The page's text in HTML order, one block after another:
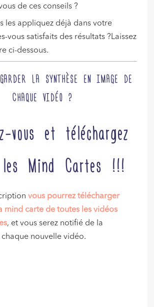
de ces conseils ?
les appliquez déjà dans votre
vous satisfaits des résultats ?Laissez
ci-dessous.
LA SYNTHÈSE EN IMAGE DE
CHAQUE VIDÉO ?
vous et téléchargez
Mind Cartes !!!
vous pourrez télécharger
mind carte de toutes les vidéos
, et vous serez notifié de la
nouvelle vidéo.